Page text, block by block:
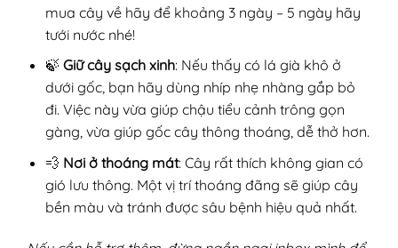
mua cây về hãy để khoảng 3 ngày – 5 ngày hãy
tưới nước nhé!
🍃 Giữ cây sạch xinh: Nếu thấy có lá già khô ở
dưới gốc, bạn hãy dùng nhíp nhẹ nhàng gắp bỏ
đi. Việc này vừa giúp chậu tiểu cảnh trông gọn
gàng, vừa giúp gốc cây thông thoáng, dễ thở hơn.
💨 Nơi ở thoáng mát: Cây rất thích không gian có
gió lưu thông. Một vị trí thoáng đãng sẽ giúp cây
bền màu và tránh được sâu bệnh hiệu quả nhất.